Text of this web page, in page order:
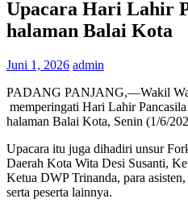
Upacara Hari Lahir
halaman Balai Kota
Juni 1, 2026 admin
PADANG PANJANG,—Wakil
memperingati Hari Lahir
halaman Balai Kota, Senin (1/6/
Upacara itu juga dihadiri unsur
Daerah Kota Wita Desi Susanti,
Ketua DWP Trinanda, para
serta peserta lainnya.